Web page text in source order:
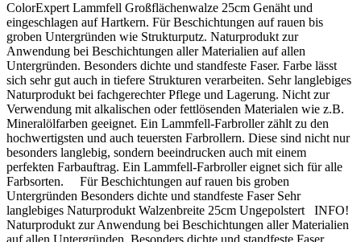
ColorExpert Lammfell Großflächenwalze 25cm Genäht und
eingeschlagen auf Hartkern. Für Beschichtungen auf rauen bis
groben Untergründen wie Strukturputz. Naturprodukt zur
Anwendung bei Beschichtungen aller Materialien auf allen
Untergründen. Besonders dichte und standfeste Faser. Farbe lässt
sich sehr gut auch in tiefere Strukturen verarbeiten. Sehr langlebiges
Naturprodukt bei fachgerechter Pflege und Lagerung. Nicht zur
Verwendung mit alkalischen oder fettlösenden Materialen wie z.B.
Mineralölfarben geeignet. Ein Lammfell-Farbroller zählt zu den
hochwertigsten und auch teuersten Farbrollern. Diese sind nicht nur
besonders langlebig, sondern beeindrucken auch mit einem
perfekten Farbauftrag. Ein Lammfell-Farbroller eignet sich für alle
Farbsorten. Für Beschichtungen auf rauen bis groben
Untergründen Besonders dichte und standfeste Faser Sehr
langlebiges Naturprodukt Walzenbreite 25cm Ungepolstert INFO!
Naturprodukt zur Anwendung bei Beschichtungen aller Materialien